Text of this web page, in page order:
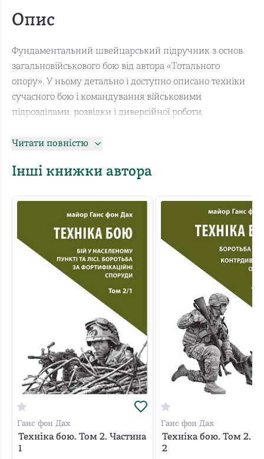
Опис
Фундаментальний швейцарський підручник з основ
загальновійськового бою від автора «Тотального
опору». У ньому детально і доступно описано техніки
сучасного бою і командування військовими
підрозділами, розвідки і диверсійної роботи,
фортифікаційних споруд та інженерних загороджень,
постачання війська, санітарної служби, військового
Професійний, але пристрасний текст військового
фахівця і патріота несе потужний мотиваційний
потенціал, а доповнений рисунками, схемами і
таблицями може бути легко засвоєний. Для офіцерів,
сержантів, солдатів Збройних Сил України, а також
усіх, хто хоче належно підготуватися до захисту своєї
країни від агресії ворога та збільшити свої шанси на
виживання у бою. У цьому томі розкрито основи
ведення бойових дій вночі, взимку, а також особливості
боротьби за водні перешкоди, з ворожими танками на
близькій відстані, з повітряним десантом.
Читати повністю
Інші книжки автора
Ганс фон Дах
Техніка бою. Том 2. Частина
1
Ганс фон Дах
Техніка бою. Том 2.
2